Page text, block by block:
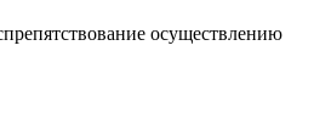
осуществлению